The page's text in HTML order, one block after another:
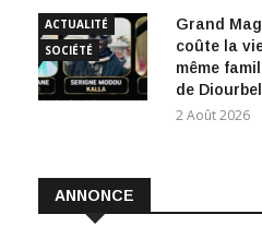
ACTUALITÉ
SOCIÉTÉ
Grand
coûte la
même
de Diourbel
2 Août 2026
ANNONCE